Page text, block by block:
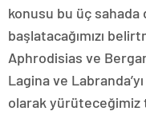
konusu bu üç
başlatacağımızı
Aphrodisias ve
Lagina ve
olarak yürüteceğimiz